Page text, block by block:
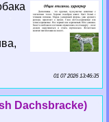
01 07 2026 13:46:35
Dachsbracke)